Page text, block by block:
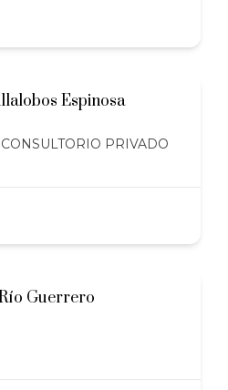
Espinosa
PRIVADO
Guerrero